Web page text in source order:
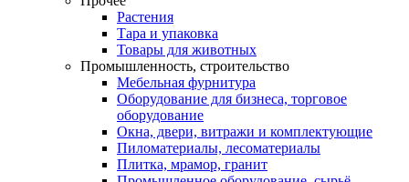
Растения
Тара и упаковка
Товары для животных
Промышленность, строительство
Мебельная фурнитура
Оборудование для бизнеса, торговое
оборудование
Окна, двери, витражи и комплектующие
Пиломатериалы, лесоматериалы
Плитка, мрамор, гранит